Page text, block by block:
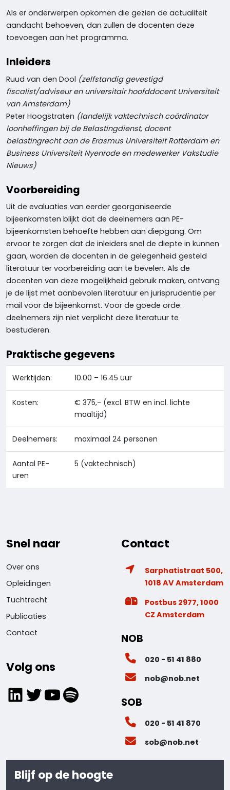
Als er onderwerpen opkomen die gezien de actualiteit
aandacht behoeven, dan zullen de docenten deze
toevoegen aan het programma.
Inleiders
Ruud van den Dool (zelfstandig gevestigd
fiscalist/adviseur en universitair hoofddocent Universiteit
van Amsterdam)
Peter Hoogstraten (landelijk vaktechnisch coördinator
loonheffingen bij de Belastingdienst, docent
belastingrecht aan de Erasmus Universiteit Rotterdam en
Business Universiteit Nyenrode en medewerker Vakstudie
Nieuws)
Voorbereiding
Uit de evaluaties van eerder georganiseerde
bijeenkomsten blijkt dat de deelnemers aan PE-
bijeenkomsten behoefte hebben aan diepgang. Om
ervoor te zorgen dat de inleiders snel de diepte in kunnen
gaan, worden de docenten in de gelegenheid gesteld
literatuur ter voorbereiding aan te bevelen. Als de
docenten van deze mogelijkheid gebruik maken, ontvang
je de lijst met aanbevolen literatuur en jurisprudentie per
mail voor de bijeenkomst. Voor de goede orde:
deelnemers zijn niet verplicht deze literatuur te
bestuderen.
Praktische gegevens
Werktijden: 10.00 – 16.45 uur
Kosten:
€ 375,- (excl. BTW en incl. lichte
maaltijd)
Deelnemers: maximaal 24 personen
Aantal PE-
uren
5 (vaktechnisch)
Snel naar
Over ons
Opleidingen
Tuchtrecht
Publicaties
Contact
Volg ons
LinkedIn
Twitter
YouTube
Spotify
Contact
Sarphatistraat 500,
1018 AV Amsterdam
Postbus 2977, 1000
CZ Amsterdam
NOB
020 - 51 41 880
nob@nob.net
SOB
020 - 51 41 870
sob@nob.net
Blijf op de hoogte